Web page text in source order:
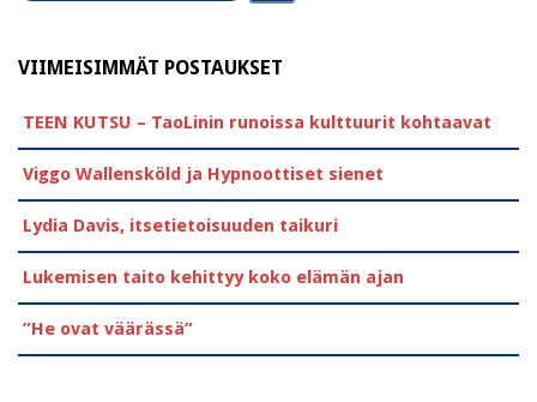
VIIMEISIMMÄT POSTAUKSET
TEEN KUTSU – TaoLinin runoissa kulttuurit kohtaavat
Viggo Wallensköld ja Hypnoottiset sienet
Lydia Davis, itsetietoisuuden taikuri
Lukemisen taito kehittyy koko elämän ajan
”He ovat väärässä”